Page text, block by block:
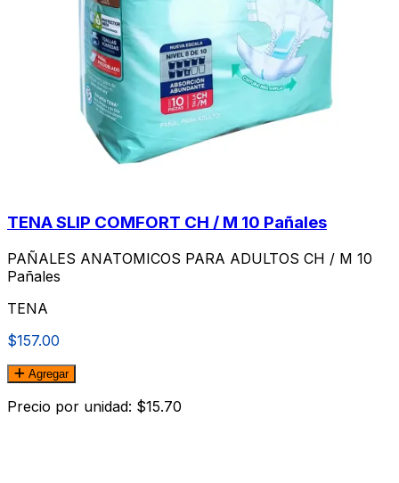
TENA SLIP COMFORT CH / M 10 Pañales
PAÑALES ANATOMICOS PARA ADULTOS CH / M 10
Pañales
TENA
$157.00
Agregar
Precio por unidad: $15.70